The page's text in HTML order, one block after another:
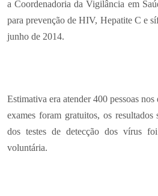
a Coordenadoria da Vigilância em
para prevenção de HIV, Hepatite C e
junho de 2014.
Estimativa era atender 400 pessoas
exames foram gratuitos, os resultados
dos testes de detecção dos vírus
voluntária.